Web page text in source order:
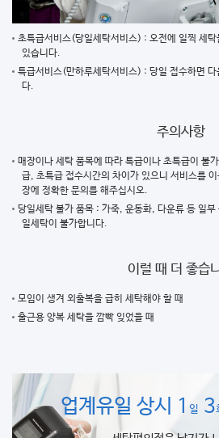
초특급서비스(당일세탁서비스) : 오전에 일찍 세
있습니다.
특급서비스(만하루세탁서비스) : 당일 접수하면 다
다.
주의사항
매장이나 세탁 품목에 따라 특급이나 초특급이 불
급, 초특급 접수시간의 차이가 있으니 서비스를
장에 정확한 문의를 해주십시오.
당일세탁 불가 품목 : 가죽, 운동화, 다운류 등 일
일세탁이 불가합니다.
이럴 때 더 좋습
모임이 생겨 외출복을 급히 세탁해야 할 때
출근용 양복 세탁을 깜빡 잊었을 때
업계유일 상시 1 일 3